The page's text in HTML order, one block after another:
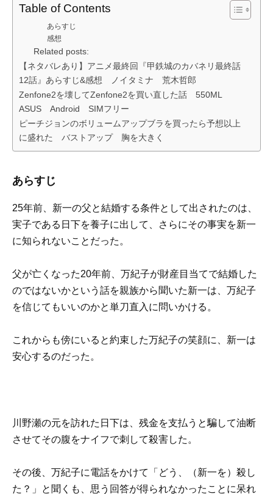
Table of Contents
あらすじ
感想
Related posts:
【ネタバレあり】アニメ最終回『甲鉄城のカバネリ最終話
12話』あらすじ&感想 ノイタミナ 荒木哲郎
Zenfone2を壊してZenfone2を買い直した話 550ML
ASUS Android SIMフリー
ピーチジョンのボリュームアップブラを買ったら予想以上
に盛れた バストアップ 胸を大きく
あらすじ
25年前、新一の父と結婚する条件として出されたのは、
実子である日下を養子に出して、さらにその事実を新一
に知られないことだった。
父が亡くなった20年前、万紀子が財産目当てで結婚した
のではないかという話を親族から聞いた新一は、万紀子
を信じてもいいのかと単刀直入に問いかける。
これからも傍にいると約束した万紀子の笑顔に、新一は
安心するのだった。
川野瀬の元を訪れた日下は、残金を支払うと騙して油断
させてその腹をナイフで刺して殺害した。
その後、万紀子に電話をかけて「どう、（新一を）殺し
た？」と聞くも、思う回答が得られなかったことに呆れ